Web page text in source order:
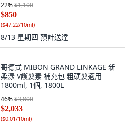
22%$1,100
$850
($47.22/10ml)
8/13 星期四 預計送達
哥德式 MIBON GRAND LINKAGE 新
柔漾 V護髮素 補充包 粗硬髮適用
1800ml, 1個, 1800L
46%$3,800
$2,033
($0.01/10ml)